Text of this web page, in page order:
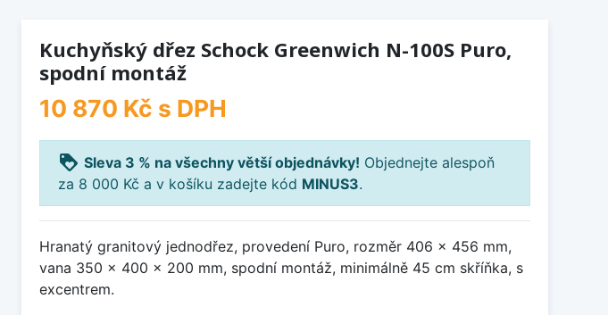
Kuchyňský dřez Schock Greenwich N-100S Puro,
spodní montáž
10 870 Kč s DPH
loyalty Sleva 3 % na všechny větší objednávky! Objednejte alespoň
za 8 000 Kč a v košíku zadejte kód MINUS3.
Hranatý granitový jednodřez, provedení Puro, rozměr 406 x 456 mm,
vana 350 x 400 x 200 mm, spodní montáž, minimálně 45 cm skříňka, s
excentrem.